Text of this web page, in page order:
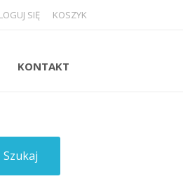
SIĘ KOSZYK
KONTAKT
Szukaj